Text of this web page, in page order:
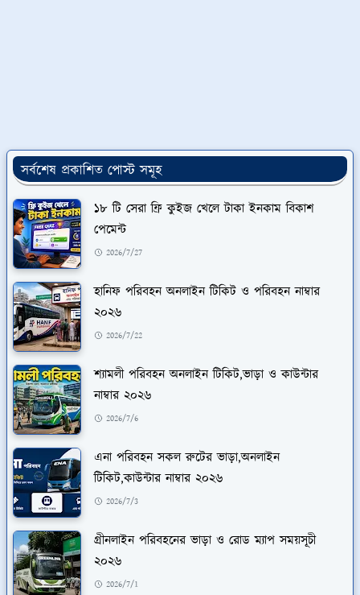
সর্বশেষ প্রকাশিত পোস্ট সমূহ
১৮ টি সেরা ফ্রি কুইজ খেলে টাকা ইনকাম বিকাশ
পেমেন্ট
2026/7/27
হানিফ পরিবহন অনলাইন টিকিট ও পরিবহন নাম্বার
২০২৬
2026/7/22
শ্যামলী পরিবহন অনলাইন টিকিট,ভাড়া ও কাউন্টার
নাম্বার ২০২৬
2026/7/6
এনা পরিবহন সকল রুটের ভাড়া,অনলাইন
টিকিট,কাউন্টার নাম্বার ২০২৬
2026/7/3
গ্রীনলাইন পরিবহনের ভাড়া ও রোড ম্যাপ সময়সূচী
২০২৬
2026/7/1